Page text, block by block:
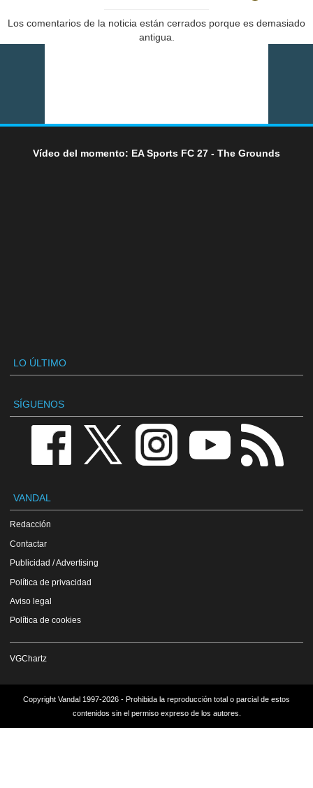
Los comentarios de la noticia están cerrados porque es demasiado
antigua.
Vídeo del momento: EA Sports FC 27 - The Grounds
LO ÚLTIMO
SÍGUENOS
VANDAL
Redacción
Contactar
Publicidad / Advertising
Política de privacidad
Aviso legal
Política de cookies
VGChartz
Copyright Vandal 1997-2026 - Prohibida la reproducción total o parcial de estos
contenidos sin el permiso expreso de los autores.